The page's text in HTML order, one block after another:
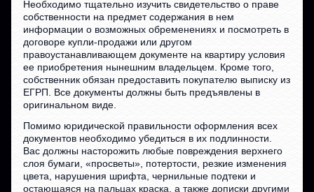
Необходимо тщательно изучить свидетельство о праве
собственности на предмет содержания в нем
информации о возможных обременениях и посмотреть в
договоре купли-продажи или другом
правоустанавливающем документе на квартиру условия
ее приобретения нынешним владельцем. Кроме того,
собственник обязан предоставить покупателю выписку из
ЕГРП. Все документы должны быть предъявлены в
оригинальном виде.
Помимо юридической правильности оформления всех
документов необходимо убедиться в их подлинности.
Вас должны насторожить любые повреждения верхнего
слоя бумаги, «просветы», потертости, резкие изменения
цвета, нарушения шрифта, чернильные подтеки и
остающаяся на пальцах краска, а также дописки другими